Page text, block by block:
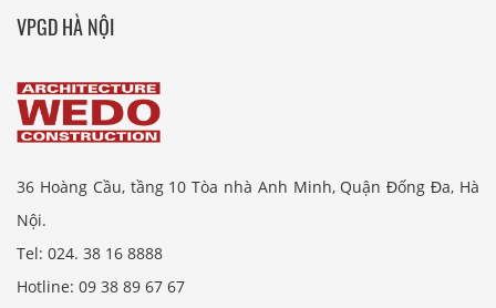
VPGD HÀ NỘI
36 Hoàng Cầu, tầng 10 Tòa nhà Anh Minh, Quận Đống Đa, Hà
Nội.
Tel: 024. 38 16 8888
Hotline: 09 38 89 67 67